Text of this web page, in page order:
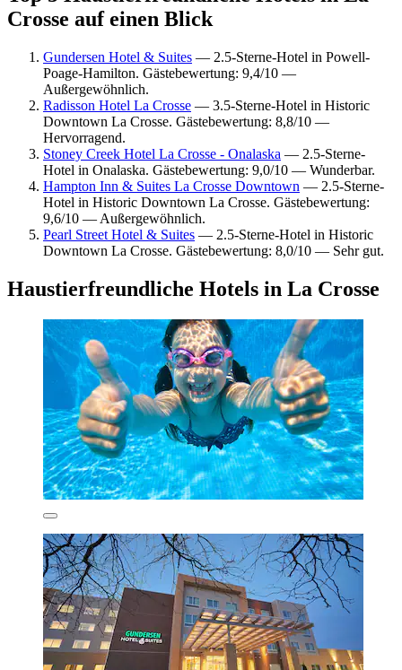
Crosse auf einen Blick
Gundersen Hotel & Suites — 2.5-Sterne-Hotel in Powell-
Poage-Hamilton. Gästebewertung: 9,4/10 —
Außergewöhnlich.
Radisson Hotel La Crosse — 3.5-Sterne-Hotel in Historic
Downtown La Crosse. Gästebewertung: 8,8/10 —
Hervorragend.
Stoney Creek Hotel La Crosse - Onalaska — 2.5-Sterne-
Hotel in Onalaska. Gästebewertung: 9,0/10 — Wunderbar.
Hampton Inn & Suites La Crosse Downtown — 2.5-Sterne-
Hotel in Historic Downtown La Crosse. Gästebewertung:
9,6/10 — Außergewöhnlich.
Pearl Street Hotel & Suites — 2.5-Sterne-Hotel in Historic
Downtown La Crosse. Gästebewertung: 8,0/10 — Sehr gut.
Haustierfreundliche Hotels in La Crosse